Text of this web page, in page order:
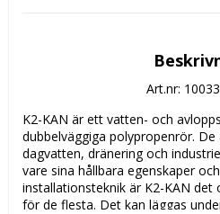
Art.nr:
K2-KAN är ett vatten- och
dubbelväggiga polypropenrör.
dagvatten, dränering och
vare sina hållbara egenskaper
installationsteknik är K2-KAN
för de flesta. Det kan läggas